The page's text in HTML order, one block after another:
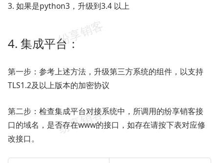
3. 如果是python3，升级到3.4 以上
4. 集成平台：
第一步：参考上述方法，升级第三方系统的组件，以支持
TLS1.2及以上版本的加密协议
第二步：检查集成平台对接系统中，所调用的纷享销客接
口的域名，是否存在www的接口，如存在请按下表对应修
改接口。